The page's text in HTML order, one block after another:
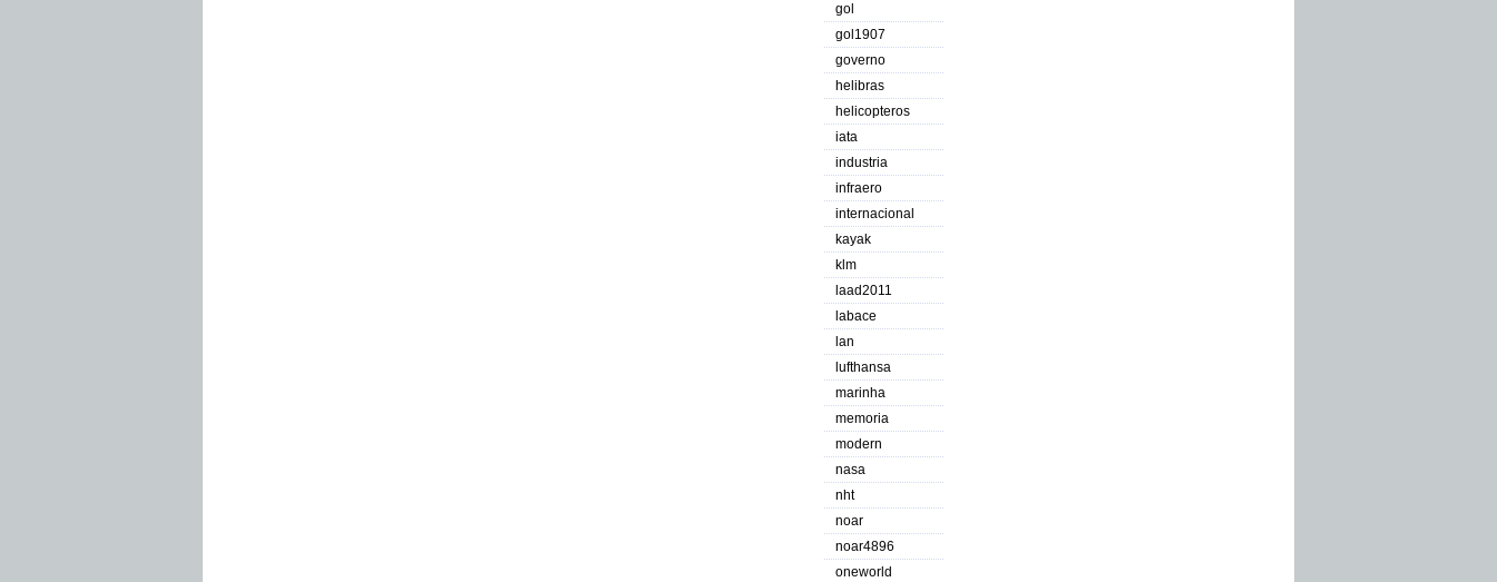
gol
gol1907
governo
helibras
helicopteros
iata
industria
infraero
internacional
kayak
klm
laad2011
labace
lan
lufthansa
marinha
memoria
modern
nasa
nht
noar
noar4896
oneworld